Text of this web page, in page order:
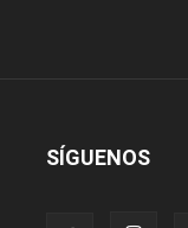
SÍGUENOS